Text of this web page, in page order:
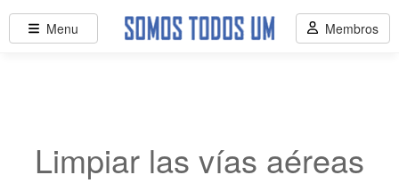
Limpiar las vías aéreas
Menu Membros